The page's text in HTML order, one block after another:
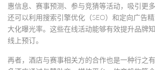
惠信息、赛事预测、参与竞猜等活动，吸引更
还可以利用搜索引擎优化（SEO）和定向广告
大化曝光率。这些在线活动能够有效提升品牌
线上预订。
再者，酒店与赛事相关方的合作也是一种行之